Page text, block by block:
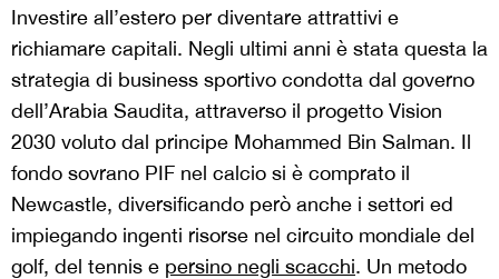
Investire all’estero per diventare attrattivi e
richiamare capitali. Negli ultimi anni è stata questa la
strategia di business sportivo condotta dal governo
dell’Arabia Saudita, attraverso il progetto Vision
2030 voluto dal principe Mohammed Bin Salman. Il
fondo sovrano PIF nel calcio si è comprato il
Newcastle, diversificando però anche i settori ed
impiegando ingenti risorse nel circuito mondiale del
golf, del tennis e persino negli scacchi. Un metodo